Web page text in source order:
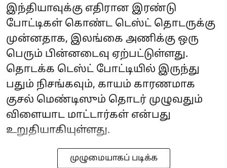
இந்தியாவுக்கு எதிரான இரண்டு
போட்டிகள் கொண்ட டெஸ்ட் தொடருக்கு
முன்னதாக, இலங்கை அணிக்கு ஒரு
பெரும் பின்னடைவு ஏற்பட்டுள்ளது.
தொடக்க டெஸ்ட் போட்டியில் இருந்து
பதும் நிசங்கவும், காயம் காரணமாக
குசல் மெண்டிஸும் தொடர் முழுவதும்
விளையாட மாட்டார்கள் என்பது
உறுதியாகியுள்ளது.
முழுமையாகப் படிக்க